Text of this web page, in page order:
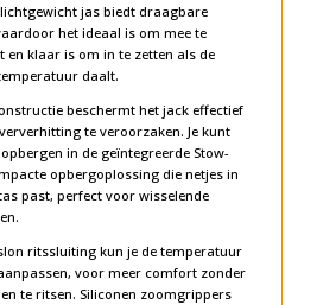
e
r
n
a
i
v
e
:
lichtgewicht jas biedt draagbare
het ideaal is om mee te
en klaar is om in te zetten als de
daalt.
beschermt het jack effectief
te veroorzaken. Je kunt
in de geïntegreerde Stow-
opbergoplossing die netjes in
past, perfect voor wisselende
ritssluiting kun je de temperatuur
voor meer comfort zonder
te ritsen. Siliconen zoomgrippers